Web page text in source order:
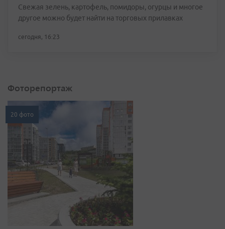
Свежая зелень, картофель, помидоры, огурцы и многое
другое можно будет найти на торговых прилавках
сегодня, 16:23
Фоторепортаж
20 фото